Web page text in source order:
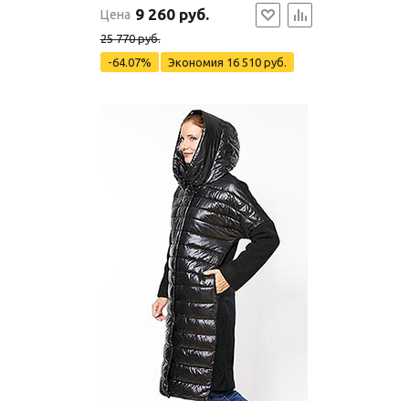
Цена 9 260 руб.
25 770 руб.
-64.07%
Экономия 16 510 руб.